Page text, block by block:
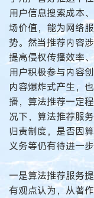
用户信息搜索成本
场价值，能为网络
势。然当推荐内容
提高侵权传播效率
用户积极参与内容
内容爆炸式产生，
播，算法推荐一定
况下，算法推荐服
归责制度，是否因
义务等仍有待进一
一是算法推荐服务
有观点认为，从著